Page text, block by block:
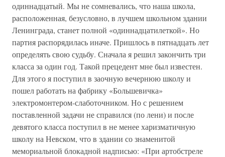
одиннадцатый. Мы не сомневались, что наша школа,
расположенная, безусловно, в лучшем школьном здании
Ленинграда, станет полной «одиннадцатилеткой». Но
партия распорядилась иначе. Пришлось в пятнадцать лет
определять свою судьбу. Сначала я решил закончить три
класса за один год. Такой прецедент мне был известен.
Для этого я поступил в заочную вечернюю школу и
пошел работать на фабрику «Большевичка»
электромонтером-слаботочником. Но с решением
поставленной задачи не справился (по лени) и после
девятого класса поступил в не менее харизматичную
школу на Невском, что в здании со знаменитой
мемориальной блокадной надписью: «При артобстреле